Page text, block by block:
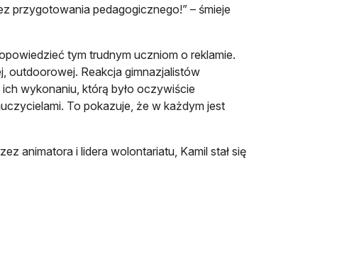
przygotowania pedagogicznego!” – śmieje
tym trudnym uczniom o reklamie.
outdoorowej. Reakcja gimnazjalistów
wykonaniu, którą było oczywiście
To pokazuje, że w każdym jest
animatora i lidera wolontariatu, Kamil stał się